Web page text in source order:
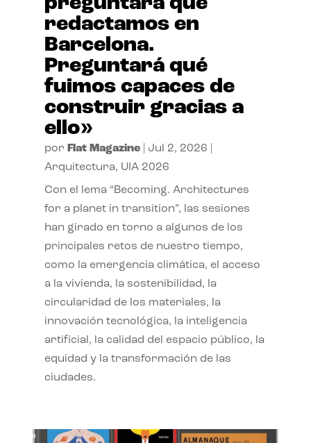
redactamos en
Barcelona.
Preguntará qué
fuimos capaces de
construir gracias a
ello»
por Flat Magazine| Jul 2, 2026
Arquitectura, UIA 2026
Con el lema “Becoming. Architectures
for a planet in transition”, las sesiones
han girado en torno a algunos de los
principales retos de nuestro tiempo,
como la emergencia climática, el acceso
a la vivienda, la sostenibilidad, la
circularidad de los materiales, la
innovación tecnológica, la inteligencia
artificial, la calidad del espacio público, la
equidad y la transformación de las
ciudades.